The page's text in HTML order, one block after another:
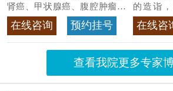
肾癌、甲状腺癌、腹腔肿瘤等
>>查看专家详情
在线咨询 预约挂号
的造诣
癌，迄今
首席专家
在线咨
查看我院更多专家